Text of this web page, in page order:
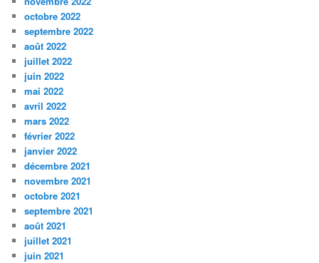
octobre 2022
septembre 2022
août 2022
juillet 2022
juin 2022
mai 2022
avril 2022
mars 2022
février 2022
janvier 2022
décembre 2021
novembre 2021
octobre 2021
septembre 2021
août 2021
juillet 2021
juin 2021